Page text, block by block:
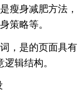
瘦身减肥方法，
策略等。
，是的页面具有
辑结构。